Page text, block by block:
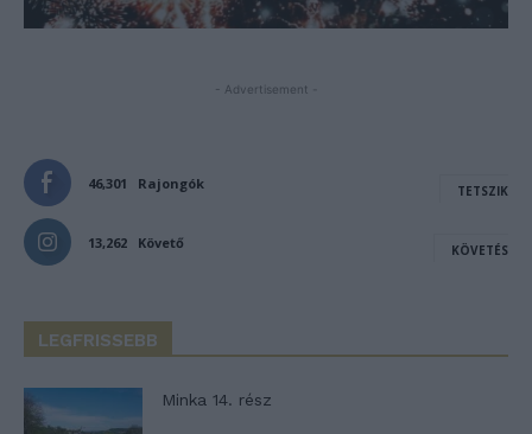
- Advertisement -
46,301 Rajongók TETSZIK
13,262 Követő KÖVETÉS
LEGFRISSEBB
Minka 14. rész